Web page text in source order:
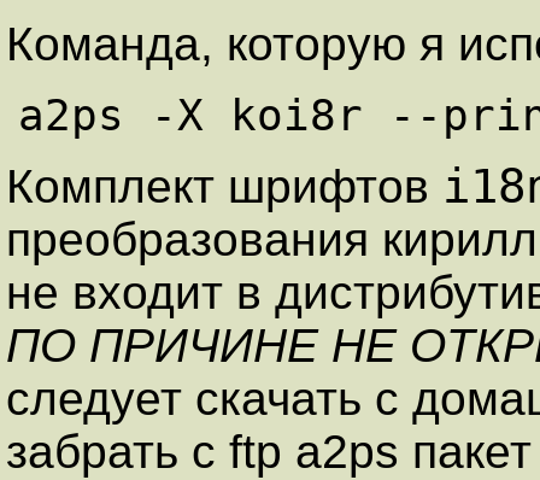
Команда, которую я
Комплект шрифтов
преобразования
не входит в
ПО ПРИЧИНЕ НЕ
следует скачать с
забрать с ftp a2ps